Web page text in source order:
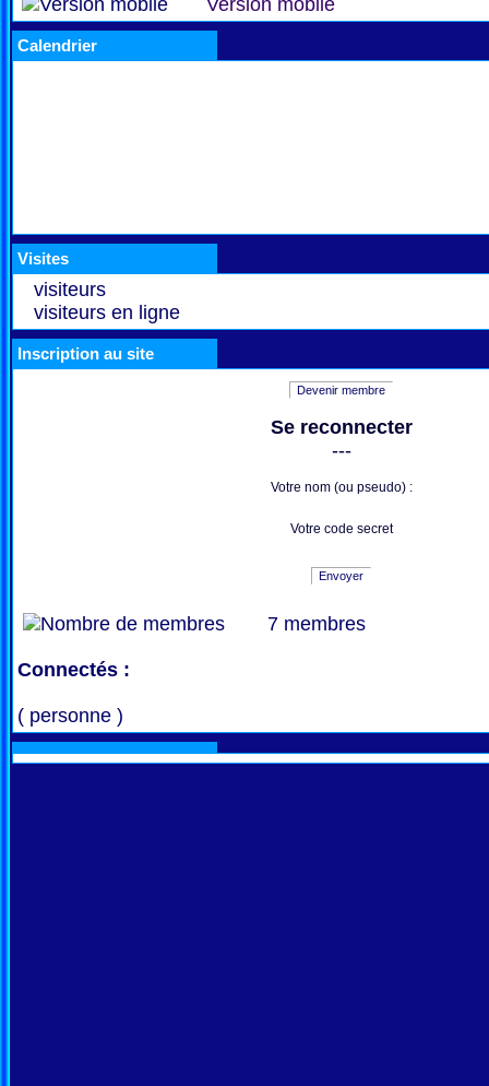
Version mobile
Calendrier
Visites
visiteurs
visiteurs en ligne
Inscription au site
Devenir membre
Se reconnecter
---
Votre nom (ou pseudo) :
Votre code secret
Envoyer
7 membres
Connectés :
( personne )